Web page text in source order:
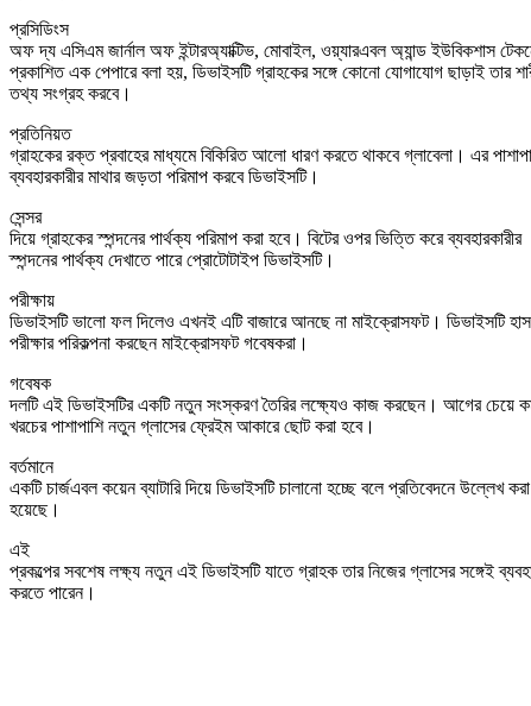
প্রসিডিংস
অফ দ্য এসিএম জার্নাল অফ ইন্টারঅ্যাক্টিভ, মোবাইল, ওয়্যারএবল অ্যান্ড ইউবিকশাস
প্রকাশিত এক পেপারে বলা হয়, ডিভাইসটি গ্রাহকের সঙ্গে কোনো যোগাযোগ ছাড়াই তার
তথ্য সংগ্রহ করবে।
প্রতিনিয়ত
গ্রাহকের রক্ত প্রবাহের মাধ্যমে বিকিরিত আলো ধারণ করতে থাকবে গ্লাবেলা। এর
ব্যবহারকারীর মাথার জড়তা পরিমাপ করবে ডিভাইসটি।
সেন্সর
দিয়ে গ্রাহকের স্পন্দনের পার্থক্য পরিমাপ করা হবে। বিটের ওপর ভিত্তি করে ব্যবহারকারীর
স্পন্দনের পার্থক্য দেখাতে পারে প্রোটোটাইপ ডিভাইসটি।
পরীক্ষায়
ডিভাইসটি ভালো ফল দিলেও এখনই এটি বাজারে আনছে না মাইক্রোসফট। ডিভাইসটি
পরীক্ষার পরিকল্পনা করছেন মাইক্রোসফট গবেষকরা।
গবেষক
দলটি এই ডিভাইসটির একটি নতুন সংস্করণ তৈরির লক্ষ্যেও কাজ করছেন। আগের চেয়ে
খরচের পাশাপাশি নতুন গ্লাসের ফ্রেইম আকারে ছোট করা হবে।
বর্তমানে
একটি চার্জএবল কয়েন ব্যাটারি দিয়ে ডিভাইসটি চালানো হচ্ছে বলে প্রতিবেদনে উল্লেখ করা
হয়েছে।
এই
প্রকল্পের সবশেষ লক্ষ্য নতুন এই ডিভাইসটি যাতে গ্রাহক তার নিজের গ্লাসের সঙ্গেই
করতে পারেন।